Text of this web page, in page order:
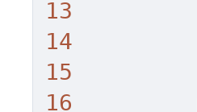
13
14
15
16